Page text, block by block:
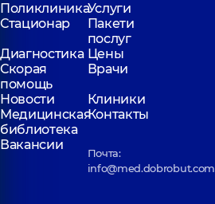
ПоликлиникаУслуги
Стационар
Пакети
послуг
Диагностика Цены
Скорая
помощь
Врачи
Новости
Клиники
Медицинская
библиотека
Контакты
Вакансии
Почта:
info@med.dobrobut.com